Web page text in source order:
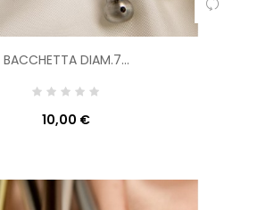
BACCHETTA DIAM.7...
10,00 €